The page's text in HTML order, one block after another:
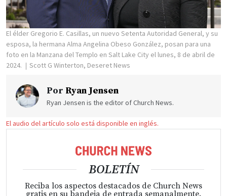
El élder Gregorio E. Casillas, un nuevo Setenta Autoridad General, y su
esposa, la hermana Alma Angelina Obeso González, posan para una
foto en la Manzana del Templo en Salt Lake City el lunes, 8 de abril de
2024.
Scott G Winterton, Deseret News
Por Ryan Jensen
Ryan Jensen is the editor of Church News.
El audio del artículo solo está disponible en inglés.
BOLETÍN
Reciba los aspectos destacados de Church News
gratis en su bandeja de entrada semanalmente.